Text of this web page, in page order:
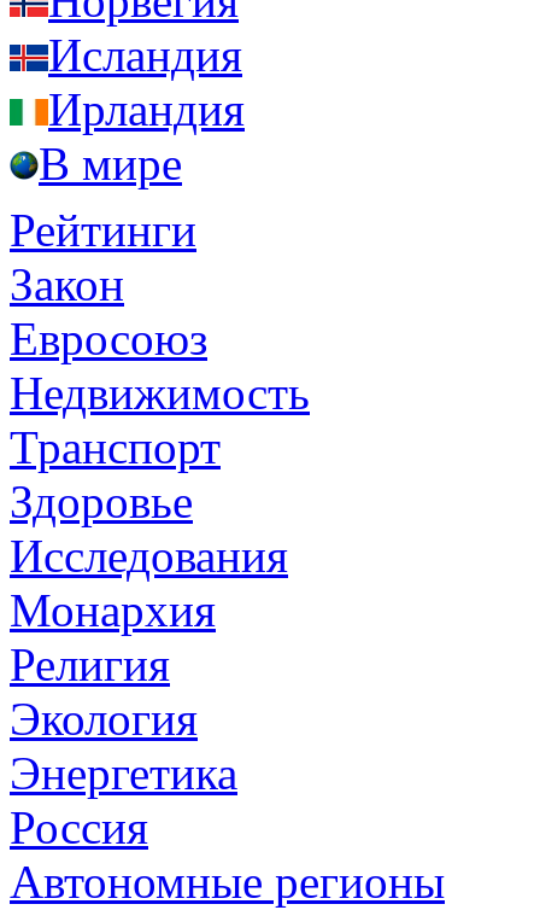
Исландия
Ирландия
В мире
Рейтинги
Закон
Евросоюз
Недвижимость
Транспорт
Здоровье
Исследования
Монархия
Религия
Экология
Энергетика
Россия
Автономные регионы